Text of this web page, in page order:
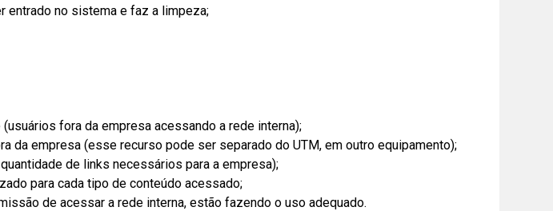
entrado no sistema e faz a limpeza;
fora da empresa acessando a rede interna);
da empresa (esse recurso pode ser separado do UTM, em outro equipamento);
de links necessários para a empresa);
para cada tipo de conteúdo acessado;
de acessar a rede interna, estão fazendo o uso adequado.